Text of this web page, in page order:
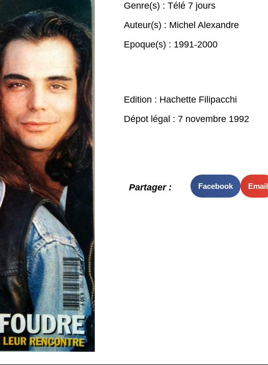
Genre(s) : Télé 7 jours
Auteur(s) : Michel Alexandre
Epoque(s) : 1991-2000
Edition : Hachette Filipacchi
Dépot légal : 7 novembre 1992
Partager : Facebook Email